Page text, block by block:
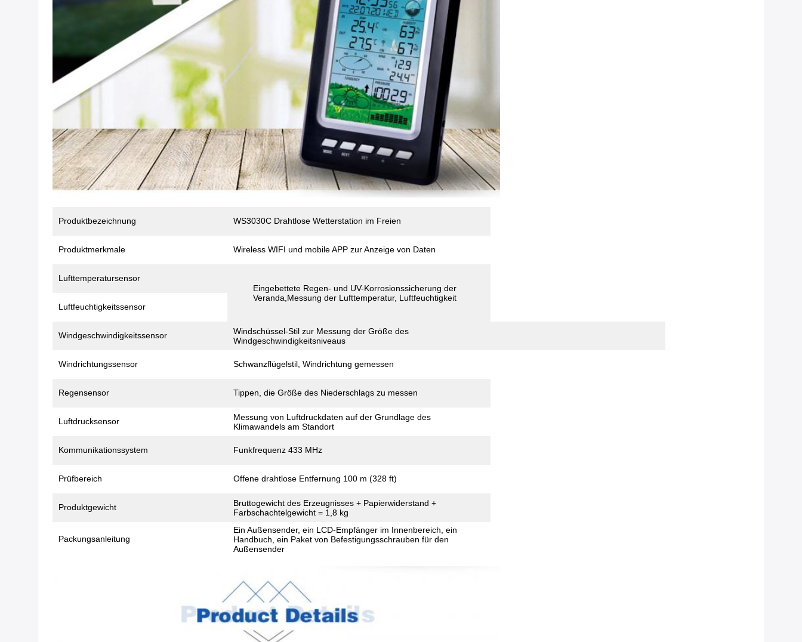
Produktbezeichnung WS3030C Drahtlose Wetterstation im Freien
Produktmerkmale Wireless WIFI und mobile APP zur Anzeige von Daten
Lufttemperatursensor
Eingebettete Regen- und UV-Korrosionssicherung der
Veranda,Messung der Lufttemperatur, Luftfeuchtigkeit
Luftfeuchtigkeitssensor
Windgeschwindigkeitssensor
Windschüssel-Stil zur Messung der Größe des
Windgeschwindigkeitsniveaus
Windrichtungssensor Schwanzflügelstil, Windrichtung gemessen
Regensensor Tippen, die Größe des Niederschlags zu messen
Luftdrucksensor
Messung von Luftdruckdaten auf der Grundlage des
Klimawandels am Standort
Kommunikationssystem Funkfrequenz 433 MHz
Prüfbereich Offene drahtlose Entfernung 100 m (328 ft)
Produktgewicht
Bruttogewicht des Erzeugnisses + Papierwiderstand +
Farbschachtelgewicht = 1,8 kg
Packungsanleitung
Ein Außensender, ein LCD-Empfänger im Innenbereich, ein
Handbuch, ein Paket von Befestigungsschrauben für den
Außensender